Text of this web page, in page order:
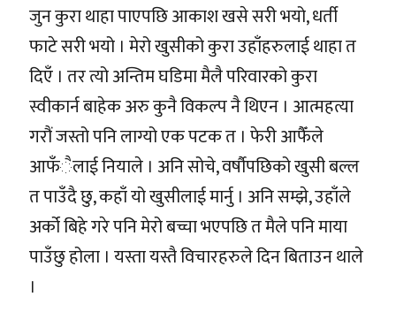
जुन कुरा थाहा पाएपछि आकाश खसे सरी भयो, धर्ती
फाटे सरी भयो । मेरो खुसीको कुरा उहाँहरुलाई थाहा त
दिएँ । तर त्यो अन्तिम घडिमा मैलै परिवारको कुरा
स्वीकार्न बाहेक अरु कुनै विकल्प नै थिएन । आत्महत्या
गरौं जस्तो पनि लाग्यो एक पटक त । फेरी आफैँले
आफँैलाई नियाले । अनि सोचे, वर्षौपछिको खुसी बल्ल
त पाउँदै छु, कहाँ यो खुसीलाई मार्नु । अनि सम्झे, उहाँले
अर्को बिहे गरे पनि मेरो बच्चा भएपछि त मैले पनि माया
पाउँछु होला । यस्ता यस्तै विचारहरुले दिन बिताउन थाले
।